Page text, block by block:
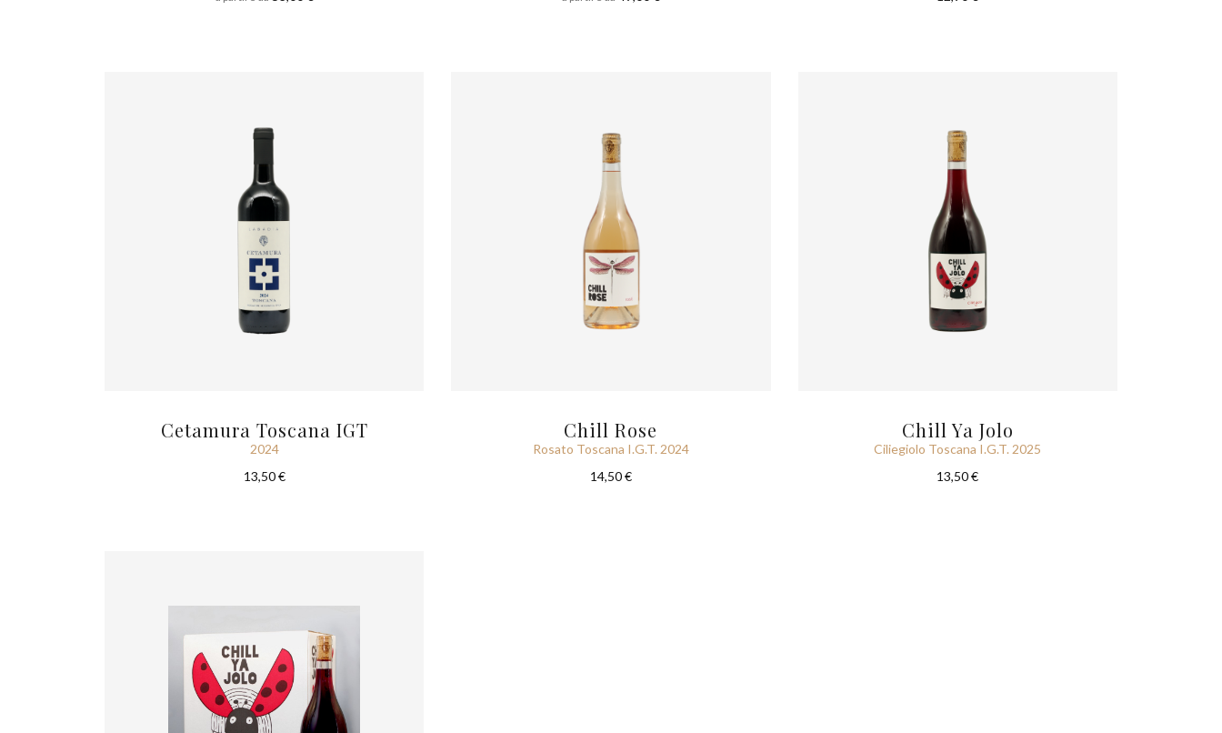
Cetamura Toscana IGT
2024
13,50 €
Chill Rose
Rosato Toscana I.G.T. 2024
14,50 €
Chill Ya Jolo
Ciliegiolo Toscana I.G.T. 2025
13,50 €